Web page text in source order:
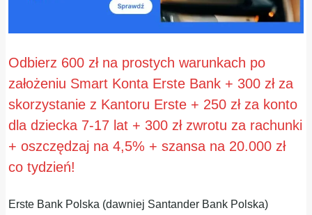
Odbierz 600 zł na prostych warunkach po
założeniu Smart Konta Erste Bank + 300 zł za
skorzystanie z Kantoru Erste + 250 zł za konto
dla dziecka 7-17 lat + 300 zł zwrotu za rachunki
+ oszczędzaj na 4,5% + szansa na 20.000 zł
co tydzień!
Erste Bank Polska (dawniej Santander Bank Polska)